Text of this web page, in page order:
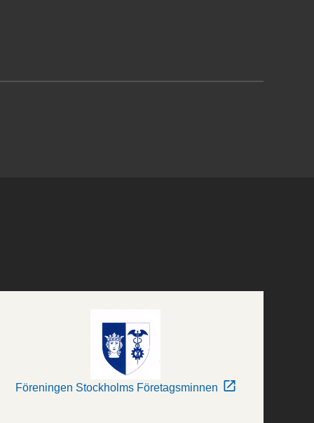
Föreningen Stockholms Företagsminnen